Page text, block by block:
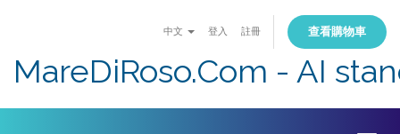
中文 登入 註冊 查看購物車
MareDiRoso.Com - AI